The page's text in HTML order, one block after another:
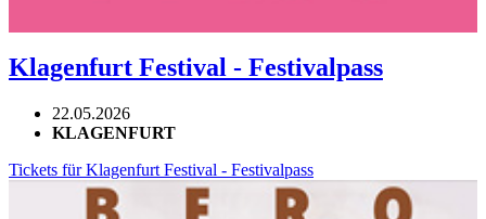
Klagenfurt Festival - Festivalpass
22.05.2026
KLAGENFURT
Tickets für Klagenfurt Festival - Festivalpass